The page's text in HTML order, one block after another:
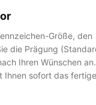
Größe, den
die Prägung
Ihren Wünschen an.
Ihnen sofort das fertige